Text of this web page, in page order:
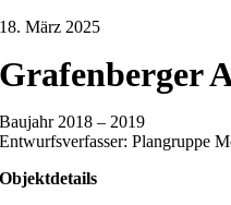
18. März 2025
Grafenberger
Baujahr 2018 – 2019
Entwurfsverfasser: Plangruppe
Objektdetails